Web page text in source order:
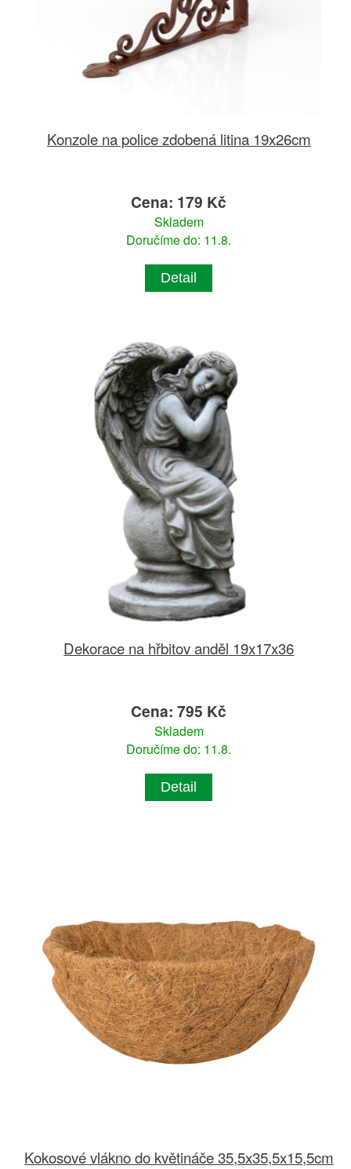
Konzole na police zdobená litina 19x26cm
Cena: 179 Kč
Skladem
Doručíme do: 11.8.
Detail
Dekorace na hřbitov anděl 19x17x36
Cena: 795 Kč
Skladem
Doručíme do: 11.8.
Detail
Kokosové vlákno do květináče 35,5x35,5x15,5cm